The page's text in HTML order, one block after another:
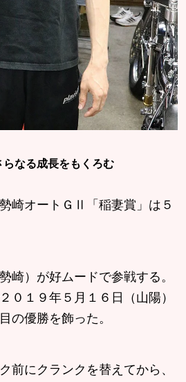
らなる成長をもくろむ
崎オートＧⅡ「稲妻賞」は５
崎）が好ムードで参戦する。
０１９年５月１６日（山陽）
の優勝を飾った。
前にクランクを替えてから、